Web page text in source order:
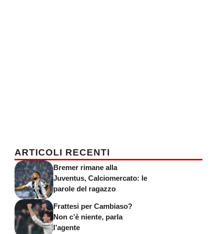
ARTICOLI RECENTI
Bremer rimane alla
Juventus, Calciomercato: le
parole del ragazzo
Frattesi per Cambiaso?
Non c’è niente, parla
l’agente